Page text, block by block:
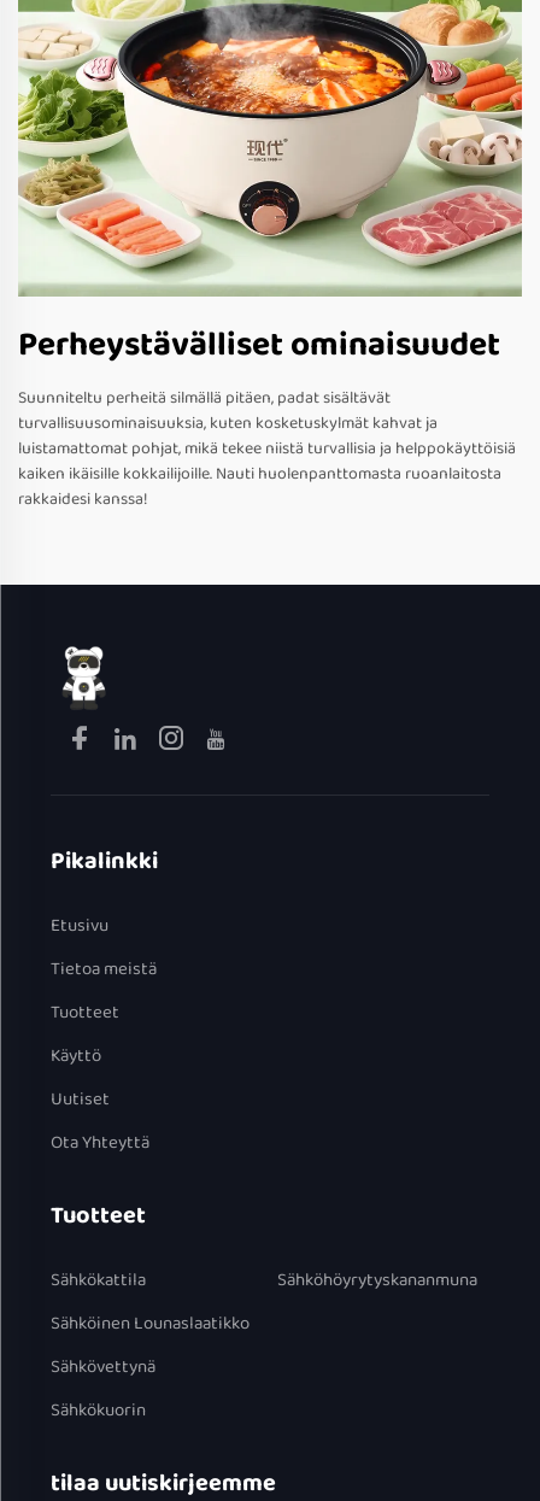
Perheystävälliset ominaisuudet
Suunniteltu perheitä silmällä pitäen, padat sisältävät
turvallisuusominaisuuksia, kuten kosketuskylmät kahvat ja
luistamattomat pohjat, mikä tekee niistä turvallisia ja helppokäyttöisiä
kaiken ikäisille kokkailijoille. Nauti huolenpanttomasta ruoanlaitosta
rakkaidesi kanssa!
Pikalinkki
Etusivu
Tietoa meistä
Tuotteet
Käyttö
Uutiset
Ota Yhteyttä
Tuotteet
Sähkökattila
Sähköinen Lounaslaatikko
Sähkövettynä
Sähkökuorin
Sähköhöyrytyskananmuna
tilaa uutiskirjeemme